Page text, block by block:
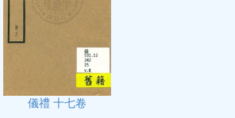
儀禮 十七卷